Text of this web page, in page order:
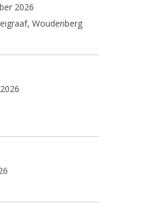
2026
Woudenberg